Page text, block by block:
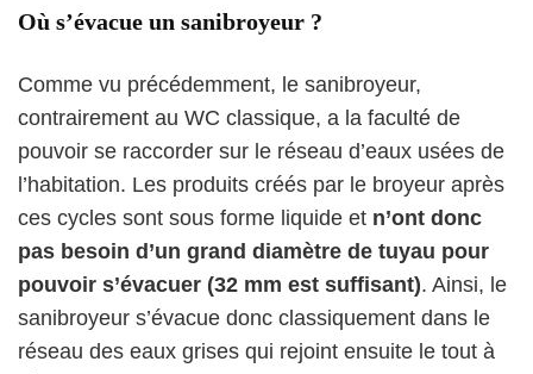
Où s’évacue un sanibroyeur ?
Comme vu précédemment, le sanibroyeur,
contrairement au WC classique, a la faculté de
pouvoir se raccorder sur le réseau d’eaux usées de
l’habitation. Les produits créés par le broyeur après
ces cycles sont sous forme liquide et n’ont donc
pas besoin d’un grand diamètre de tuyau pour
pouvoir s’évacuer (32 mm est suffisant). Ainsi, le
sanibroyeur s’évacue donc classiquement dans le
réseau des eaux grises qui rejoint ensuite le tout à